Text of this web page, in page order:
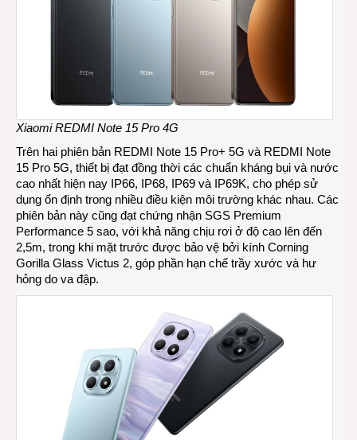
Xiaomi REDMI Note 15 Pro 4G
Trên hai phiên bản REDMI Note 15 Pro+ 5G và REDMI Note
15 Pro 5G, thiết bị đạt đồng thời các chuẩn kháng bụi và nước
cao nhất hiện nay IP66, IP68, IP69 và IP69K, cho phép sử
dụng ổn định trong nhiều điều kiện môi trường khác nhau. Các
phiên bản này cũng đạt chứng nhận SGS Premium
Performance 5 sao, với khả năng chịu rơi ở độ cao lên đến
2,5m, trong khi mặt trước được bảo vệ bởi kính Corning
Gorilla Glass Victus 2, góp phần hạn chế trầy xước và hư
hỏng do va đập.